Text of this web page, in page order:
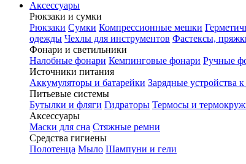
Аксессуары
Рюкзаки и сумки
Рюкзаки Сумки Компрессионные мешки
одежды Чехлы для инструментов Фастексы,
Фонари и светильники
Налобные фонари Кемпинговые фонари Ручные
Источники питания
Аккумуляторы и батарейки Зарядные устройства
Питьевые системы
Бутылки и фляги Гидраторы Термосы и
Аксессуары
Маски для сна Стяжные ремни
Средства гигиены
Полотенца Мыло Шампуни и гели